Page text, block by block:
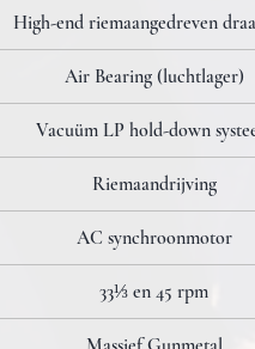
High-end riemaangedreven
Air Bearing (luchtlager)
Vacuüm LP hold-down
Riemaandrijving
AC synchroonmotor
33⅓ en 45 rpm